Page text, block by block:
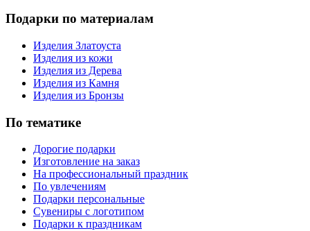
Подарки по материалам
Изделия Златоуста
Изделия из кожи
Изделия из Дерева
Изделия из Камня
Изделия из Бронзы
По тематике
Дорогие подарки
Изготовление на заказ
На профессиональный праздник
По увлечениям
Подарки персональные
Сувениры с логотипом
Подарки к праздникам